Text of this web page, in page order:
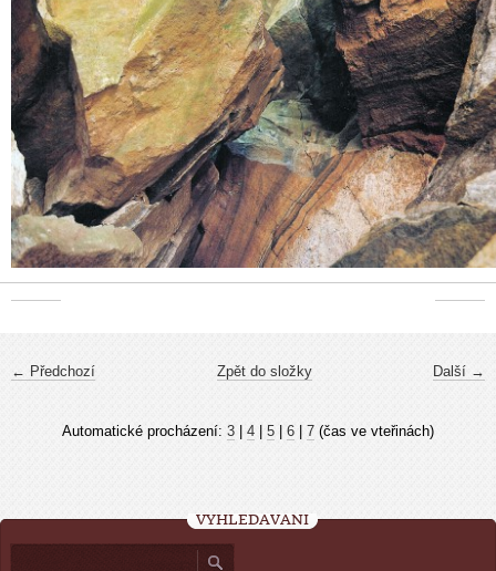
← Předchozí Další →
Zpět do složky
Automatické procházení: 3 4 5 6 7 (čas ve vteřinách)
VYHLEDÁVÁNÍ